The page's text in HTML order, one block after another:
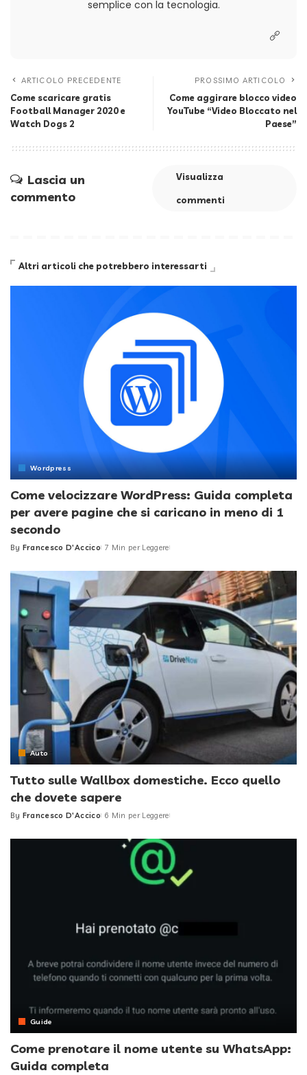
semplice con la tecnologia.
ARTICOLO PRECEDENTE
Come scaricare gratis
Football Manager 2020 e
Watch Dogs 2
PROSSIMO ARTICOLO
Come aggirare blocco video
YouTube “Video Bloccato nel
Paese”
Lascia un
commento
Visualizza
commenti
Altri articoli che potrebbero interessarti
Wordpress
Come velocizzare WordPress: Guida completa
per avere pagine che si caricano in meno di 1
secondo
Posted
By Francesco D'Accico 7 Min per Leggere
Auto
Tutto sulle Wallbox domestiche. Ecco quello
che dovete sapere
Posted
By Francesco D'Accico 6 Min per Leggere
Guide
Come prenotare il nome utente su WhatsApp:
Guida completa